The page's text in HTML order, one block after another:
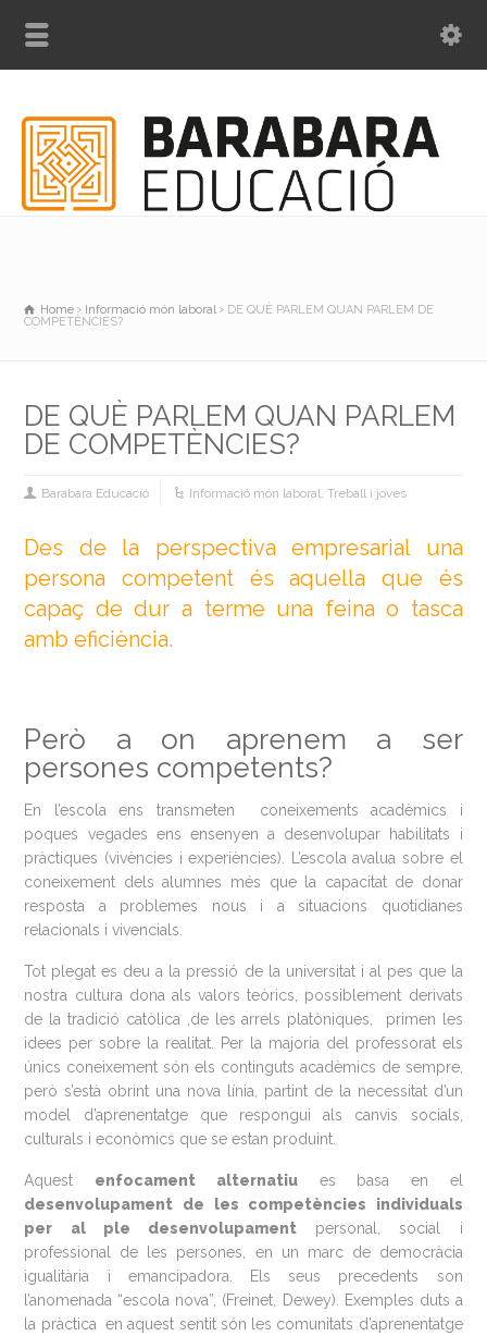
Home Informació món laboral
DE QUÈ PARLEM QUAN PARLEM DE
COMPETÈNCIES?
DE QUÈ PARLEM QUAN PARLEM
DE COMPETÈNCIES?
Barabara Educació Informació món laboral,Treball i joves
Des de la perspectiva empresarial una
persona competent és aquella que és
capaç de dur a terme una feina o tasca
amb eficiència.
Però a on aprenem a ser
persones competents?
En l’escola ens transmeten coneixements acadèmics i
poques vegades ens ensenyen a desenvolupar habilitats i
pràctiques (vivències i experiències). L’escola avalua sobre el
coneixement dels alumnes més que la capacitat de donar
resposta a problemes nous i a situacions quotidianes
relacionals i vivencials.
Tot plegat es deu a la pressió de la universitat i al pes que la
nostra cultura dona als valors teòrics, possiblement derivats
de la tradició catòlica ,de les arrels platòniques, primen les
idees per sobre la realitat. Per la majoria del professorat els
únics coneixement són els continguts acadèmics de sempre,
però s’està obrint una nova línia, partint de la necessitat d’un
model d’aprenentatge que respongui als canvis socials,
culturals i econòmics que se estan produint.
Aquest enfocament alternatiues basa en el
desenvolupament de les competències individuals
per al ple desenvolupament personal, social i
professional de les persones, en un marc de democràcia
igualitària i emancipadora. Els seus precedents son
l’anomenada “escola nova”, (Freinet, Dewey). Exemples duts a
la pràctica en aquest sentit són les comunitats d’aprenentatge